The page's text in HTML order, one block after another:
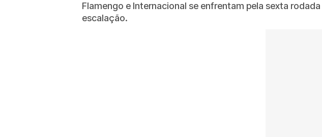
Flamengo e Internacional se enfrentam pela sexta
escalação.